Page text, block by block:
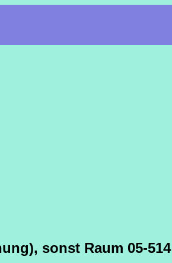
sonst Raum 05-514